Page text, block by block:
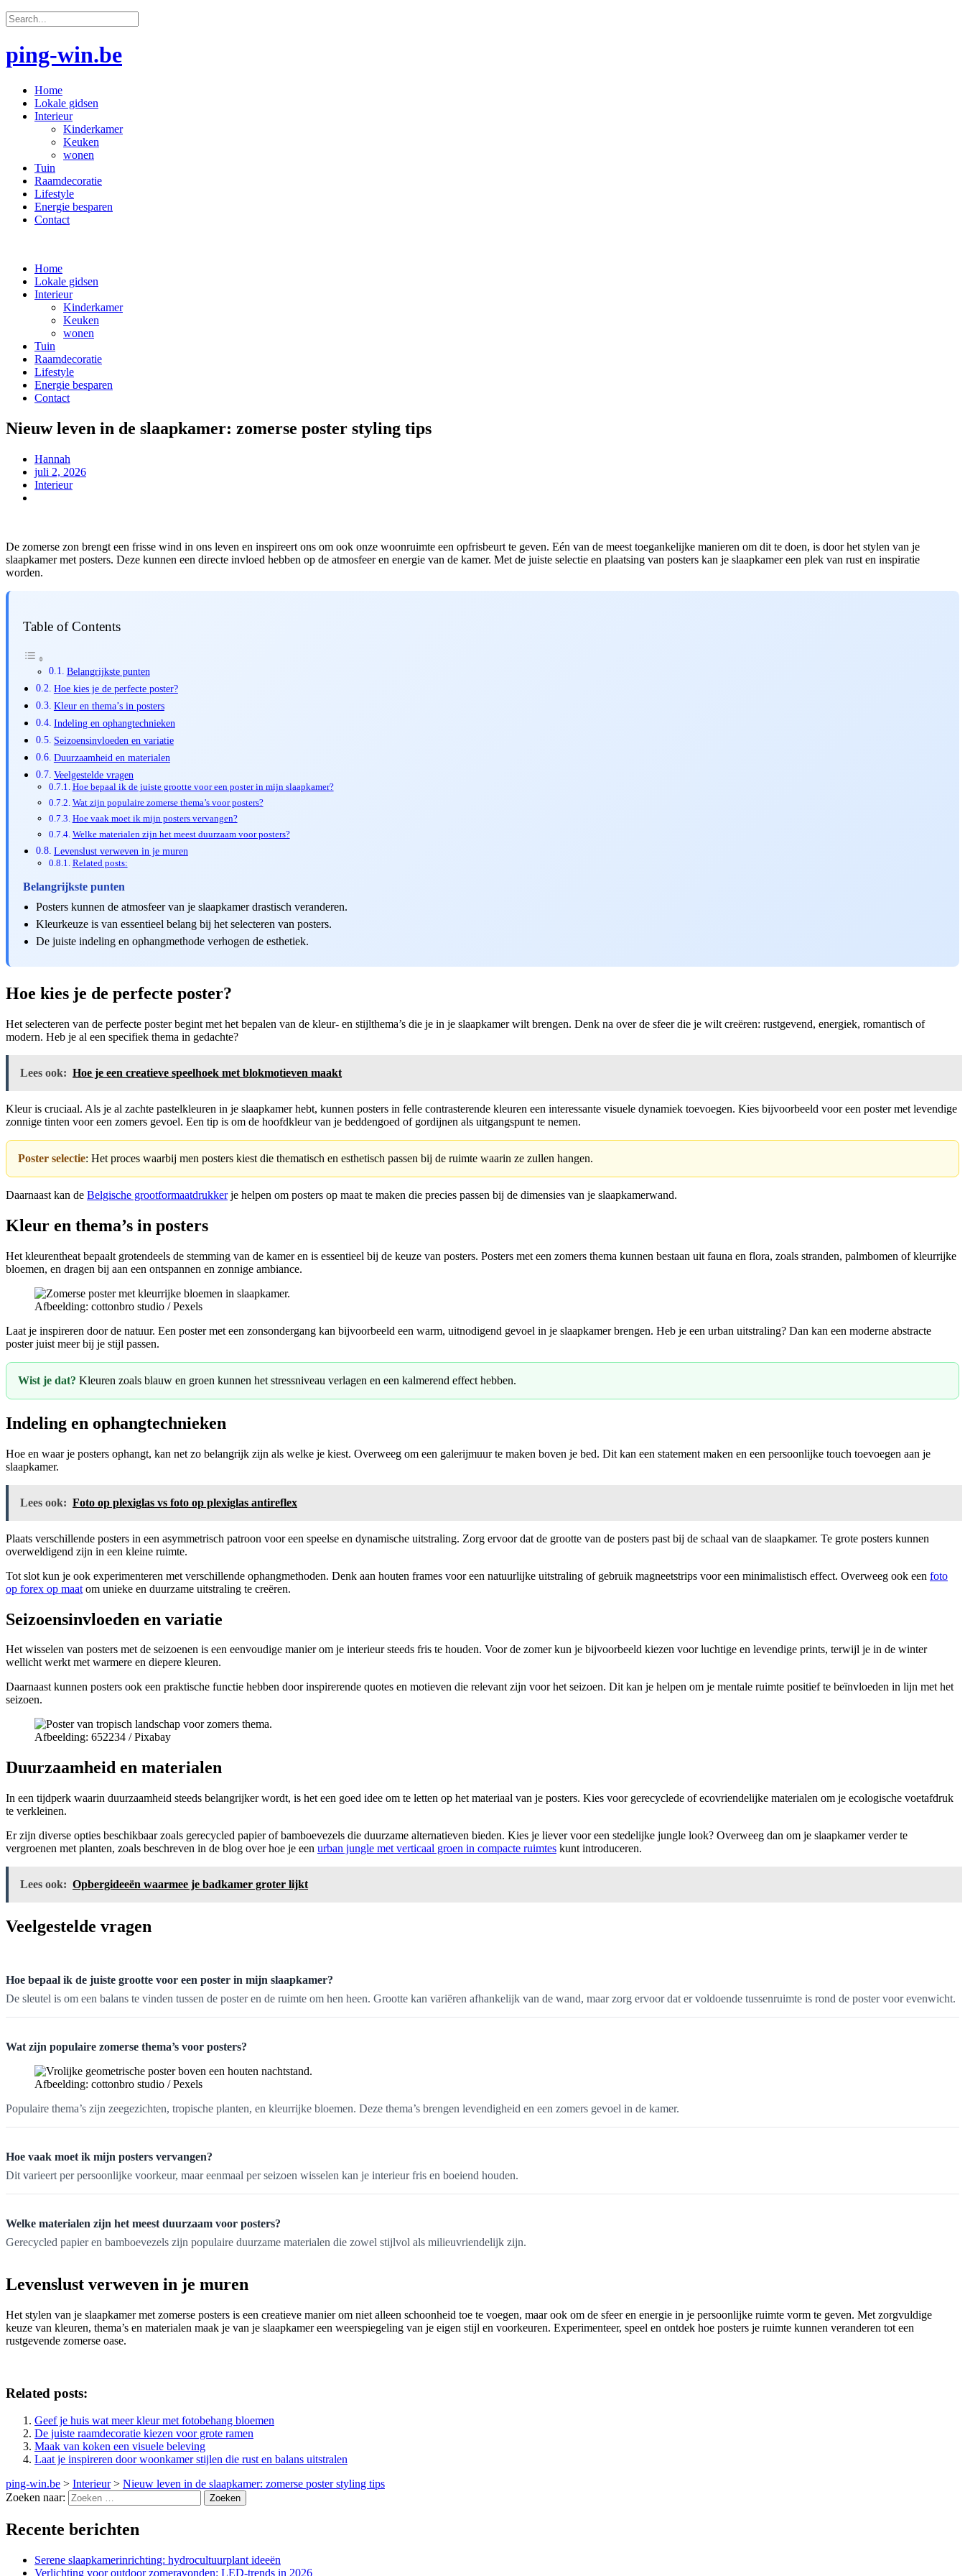
ping-win.be
Home
Lokale gidsen
Interieur
Kinderkamer
Keuken
wonen
Tuin
Raamdecoratie
Lifestyle
Energie besparen
Contact
Home
Lokale gidsen
Interieur
Kinderkamer
Keuken
wonen
Tuin
Raamdecoratie
Lifestyle
Energie besparen
Contact
Nieuw leven in de slaapkamer: zomerse poster styling tips
Hannah
juli 2, 2026
Interieur
De zomerse zon brengt een frisse wind in ons leven en inspireert ons om ook onze woonruimte een opfrisbeurt te geven. Eén van de meest toegankelijke manieren om dit te doen, is door het stylen van je
slaapkamer met posters. Deze kunnen een directe invloed hebben op de atmosfeer en energie van de kamer. Met de juiste selectie en plaatsing van posters kan je slaapkamer een plek van rust en inspiratie
worden.
Table of Contents
Belangrijkste punten
Hoe kies je de perfecte poster?
Kleur en thema’s in posters
Indeling en ophangtechnieken
Seizoensinvloeden en variatie
Duurzaamheid en materialen
Veelgestelde vragen
Hoe bepaal ik de juiste grootte voor een poster in mijn slaapkamer?
Wat zijn populaire zomerse thema’s voor posters?
Hoe vaak moet ik mijn posters vervangen?
Welke materialen zijn het meest duurzaam voor posters?
Levenslust verweven in je muren
Related posts:
Belangrijkste punten
Posters kunnen de atmosfeer van je slaapkamer drastisch veranderen.
Kleurkeuze is van essentieel belang bij het selecteren van posters.
De juiste indeling en ophangmethode verhogen de esthetiek.
Hoe kies je de perfecte poster?
Het selecteren van de perfecte poster begint met het bepalen van de kleur- en stijlthema’s die je in je slaapkamer wilt brengen. Denk na over de sfeer die je wilt creëren: rustgevend, energiek, romantisch of
modern. Heb je al een specifiek thema in gedachte?
Lees ook: Hoe je een creatieve speelhoek met blokmotieven maakt
Kleur is cruciaal. Als je al zachte pastelkleuren in je slaapkamer hebt, kunnen posters in felle contrasterende kleuren een interessante visuele dynamiek toevoegen. Kies bijvoorbeeld voor een poster met levendige
zonnige tinten voor een zomers gevoel. Een tip is om de hoofdkleur van je beddengoed of gordijnen als uitgangspunt te nemen.
Poster selectie: Het proces waarbij men posters kiest die thematisch en esthetisch passen bij de ruimte waarin ze zullen hangen.
Daarnaast kan de Belgische grootformaatdrukkerje helpen om posters op maat te maken die precies passen bij de dimensies van je slaapkamerwand.
Kleur en thema’s in posters
Het kleurentheat bepaalt grotendeels de stemming van de kamer en is essentieel bij de keuze van posters. Posters met een zomers thema kunnen bestaan uit fauna en flora, zoals stranden, palmbomen of kleurrijke
bloemen, en dragen bij aan een ontspannen en zonnige ambiance.
Afbeelding: cottonbro studio / Pexels
Laat je inspireren door de natuur. Een poster met een zonsondergang kan bijvoorbeeld een warm, uitnodigend gevoel in je slaapkamer brengen. Heb je een urban uitstraling? Dan kan een moderne abstracte
poster juist meer bij je stijl passen.
Wist je dat? Kleuren zoals blauw en groen kunnen het stressniveau verlagen en een kalmerend effect hebben.
Indeling en ophangtechnieken
Hoe en waar je posters ophangt, kan net zo belangrijk zijn als welke je kiest. Overweeg om een galerijmuur te maken boven je bed. Dit kan een statement maken en een persoonlijke touch toevoegen aan je
slaapkamer.
Lees ook: Foto op plexiglas vs foto op plexiglas antireflex
Plaats verschillende posters in een asymmetrisch patroon voor een speelse en dynamische uitstraling. Zorg ervoor dat de grootte van de posters past bij de schaal van de slaapkamer. Te grote posters kunnen
overweldigend zijn in een kleine ruimte.
Tot slot kun je ook experimenteren met verschillende ophangmethoden. Denk aan houten frames voor een natuurlijke uitstraling of gebruik magneetstrips voor een minimalistisch effect. Overweeg ook een foto
op forex op maat om unieke en duurzame uitstraling te creëren.
Seizoensinvloeden en variatie
Het wisselen van posters met de seizoenen is een eenvoudige manier om je interieur steeds fris te houden. Voor de zomer kun je bijvoorbeeld kiezen voor luchtige en levendige prints, terwijl je in de winter
wellicht werkt met warmere en diepere kleuren.
Daarnaast kunnen posters ook een praktische functie hebben door inspirerende quotes en motieven die relevant zijn voor het seizoen. Dit kan je helpen om je mentale ruimte positief te beïnvloeden in lijn met het
seizoen.
Afbeelding: 652234 / Pixabay
Duurzaamheid en materialen
In een tijdperk waarin duurzaamheid steeds belangrijker wordt, is het een goed idee om te letten op het materiaal van je posters. Kies voor gerecyclede of ecovriendelijke materialen om je ecologische voetafdruk
te verkleinen.
Er zijn diverse opties beschikbaar zoals gerecycled papier of bamboevezels die duurzame alternatieven bieden. Kies je liever voor een stedelijke jungle look? Overweeg dan om je slaapkamer verder te
vergroenen met planten, zoals beschreven in de blog over hoe je een urban jungle met verticaal groen in compacte ruimtes kunt introduceren.
Lees ook: Opbergideeën waarmee je badkamer groter lijkt
Veelgestelde vragen
Hoe bepaal ik de juiste grootte voor een poster in mijn slaapkamer?
De sleutel is om een balans te vinden tussen de poster en de ruimte om hen heen. Grootte kan variëren afhankelijk van de wand, maar zorg ervoor dat er voldoende tussenruimte is rond de poster voor evenwicht.
Wat zijn populaire zomerse thema’s voor posters?
Afbeelding: cottonbro studio / Pexels
Populaire thema’s zijn zeegezichten, tropische planten, en kleurrijke bloemen. Deze thema’s brengen levendigheid en een zomers gevoel in de kamer.
Hoe vaak moet ik mijn posters vervangen?
Dit varieert per persoonlijke voorkeur, maar eenmaal per seizoen wisselen kan je interieur fris en boeiend houden.
Welke materialen zijn het meest duurzaam voor posters?
Gerecycled papier en bamboevezels zijn populaire duurzame materialen die zowel stijlvol als milieuvriendelijk zijn.
Levenslust verweven in je muren
Het stylen van je slaapkamer met zomerse posters is een creatieve manier om niet alleen schoonheid toe te voegen, maar ook om de sfeer en energie in je persoonlijke ruimte vorm te geven. Met zorgvuldige
keuze van kleuren, thema’s en materialen maak je van je slaapkamer een weerspiegeling van je eigen stijl en voorkeuren. Experimenteer, speel en ontdek hoe posters je ruimte kunnen veranderen tot een
rustgevende zomerse oase.
Related posts:
Geef je huis wat meer kleur met fotobehang bloemen
De juiste raamdecoratie kiezen voor grote ramen
Maak van koken een visuele beleving
Laat je inspireren door woonkamer stijlen die rust en balans uitstralen
ping-win.be > Interieur> Nieuw leven in de slaapkamer: zomerse poster styling tips
Zoeken naar:
Recente berichten
Serene slaapkamerinrichting: hydrocultuurplant ideeën
Verlichting voor outdoor zomeravonden: LED-trends in 2026